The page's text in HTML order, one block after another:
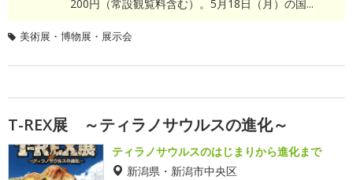
200円（常設観覧料含む）。5月18日（月）の国...
美術展・博物展・展示会
T-REX展 ～ティラノサウルスの進化～
ティラノサウルスのはじまりから進化まで
新潟県・新潟市中央区